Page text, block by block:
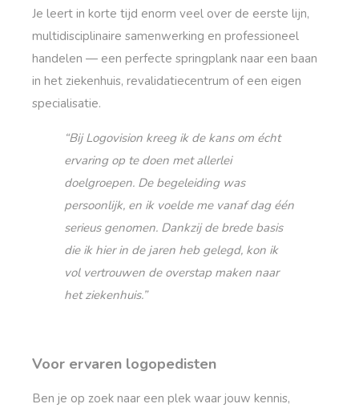
Je leert in korte tijd enorm veel over de eerste lijn,
multidisciplinaire samenwerking en professioneel
handelen — een perfecte springplank naar een baan
in het ziekenhuis, revalidatiecentrum of een eigen
specialisatie.
“Bij Logovision kreeg ik de kans om écht
ervaring op te doen met allerlei
doelgroepen. De begeleiding was
persoonlijk, en ik voelde me vanaf dag één
serieus genomen. Dankzij de brede basis
die ik hier in de jaren heb gelegd, kon ik
vol vertrouwen de overstap maken naar
het ziekenhuis.”
Voor ervaren logopedisten
Ben je op zoek naar een plek waar jouw kennis,